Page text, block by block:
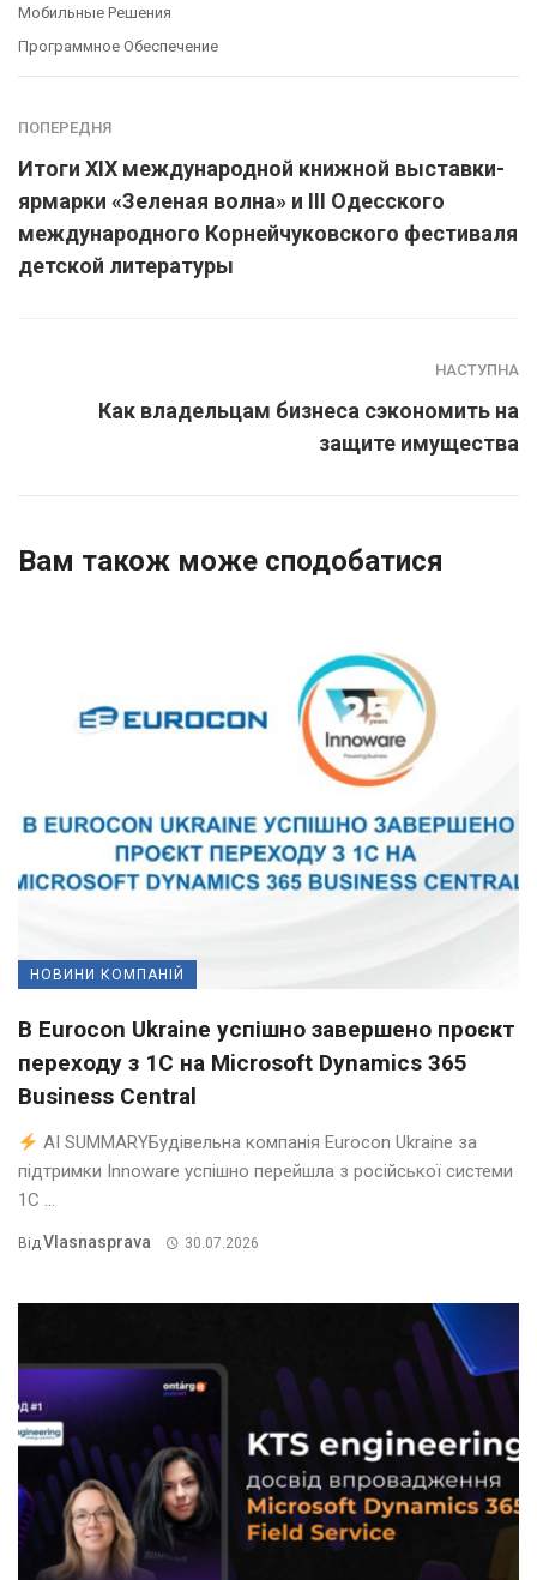
Мобильные Решения
Программное Обеспечение
ПОПЕРЕДНЯ
Итоги XIX международной книжной выставки-
ярмарки «Зеленая волна» и III Одесского
международного Корнейчуковского фестиваля
детской литературы
НАСТУПНА
Как владельцам бизнеса сэкономить на
защите имущества
Вам також може сподобатися
НОВИНИ КОМПАНІЙ
В Eurocon Ukraine успішно завершено проєкт
переходу з 1С на Microsoft Dynamics 365
Business Central
AI SUMMARYБудівельна компанія Eurocon Ukraine за
підтримки Innoware успішно перейшла з російської системи
1С ...
ВідVlasnasprava 30.07.2026